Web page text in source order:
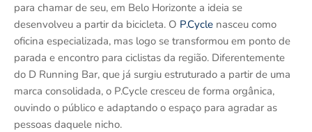
para chamar de seu, em Belo Horizonte a ideia se
desenvolveu a partir da bicicleta. O P.Cycle nasceu como
oficina especializada, mas logo se transformou em ponto de
parada e encontro para ciclistas da região. Diferentemente
do D Running Bar, que já surgiu estruturado a partir de uma
marca consolidada, o P.Cycle cresceu de forma orgânica,
ouvindo o público e adaptando o espaço para agradar as
pessoas daquele nicho.